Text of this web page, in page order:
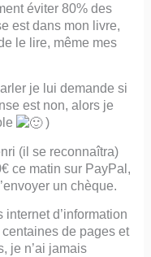
éviter 80% des
est dans mon livre,
le lire, même mes
je lui demande si
est non, alors je
)
(il se reconnaîtra)
ce matin sur PayPal,
un chèque.
d’information
de pages et
je n’ai jamais